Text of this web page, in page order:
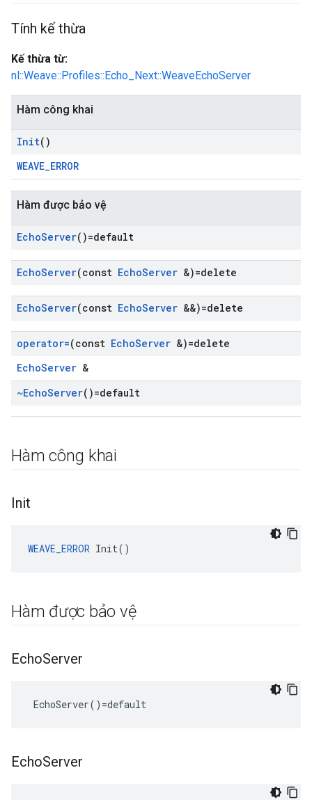
Tính kế thừa
Kế thừa từ:
nl::Weave::Profiles::Echo_Next::WeaveEchoServer
Hàm công khai
Init()
WEAVE_ERROR
Hàm được bảo vệ
EchoServer()=default
EchoServer(const EchoServer &)=delete
EchoServer(const EchoServer &&)=delete
operator=(const EchoServer &)=delete
EchoServer &
~EchoServer()=default
Hàm công khai
Init
WEAVE_ERROR Init()
Hàm được bảo vệ
EchoServer
EchoServer()=default
EchoServer